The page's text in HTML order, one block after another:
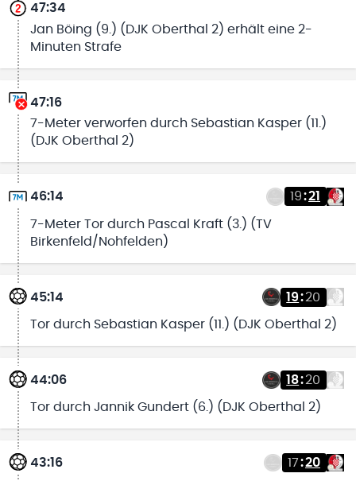
47:34
Jan Böing (9.) (DJK Oberthal 2) erhält eine 2-
Minuten Strafe
47:16
7-Meter verworfen durch Sebastian Kasper (11.)
(DJK Oberthal 2)
46:14 19:21
7-Meter Tor durch Pascal Kraft (3.) (TV
Birkenfeld/Nohfelden)
45:14 19:20
Tor durch Sebastian Kasper (11.) (DJK Oberthal 2)
44:06 18:20
Tor durch Jannik Gundert (6.) (DJK Oberthal 2)
43:16 17:20